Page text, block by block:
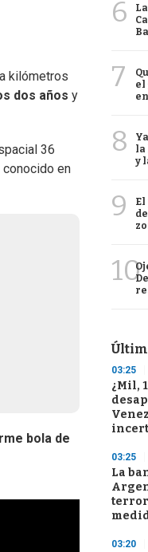
kilómetros
dos años y
36
en
bola de
6
7
el
8
la
y
9
El
10
03:25
¿Mil,
03:25
La
03:20